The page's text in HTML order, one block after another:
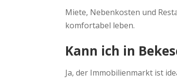
Miete, Nebenkosten und
komfortabel leben.
Kann ich in
Ja, der Immobilienmarkt ist